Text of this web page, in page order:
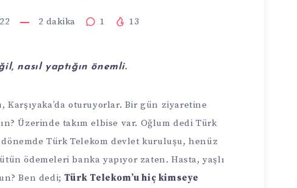
2 dakika 1 13
nasıl yaptığın önemli.
Karşıyaka’da oturuyorlar. Bir gün ziyaretine
Üzerinde takım elbise var. Oğlum dedi Türk
dönemde Türk Telekom devlet kuruluşu, henüz
ödemeleri banka yapıyor zaten. Hasta, yaşlı
Ben dedi; Türk Telekom’u hiç kimseye